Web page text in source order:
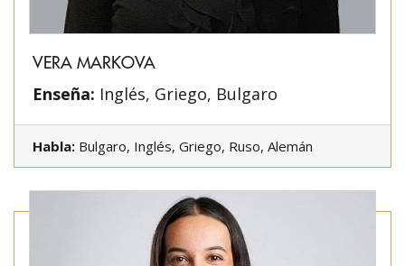
VERA MARKOVA
Enseña: Inglés, Griego, Bulgaro
Habla: Bulgaro, Inglés, Griego, Ruso, Alemán